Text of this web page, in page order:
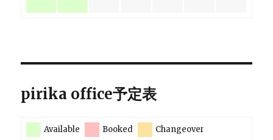
pirika office予定表
Available Booked Changeover